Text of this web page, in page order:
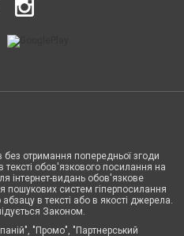
без отримання попередньої згоди
обов'язкового посилання на
інтернет-видань обов'язкове
пошукових систем гіперпосилання
в тексті або в якості джерела.
Законом.
"Промо", "Партнерський